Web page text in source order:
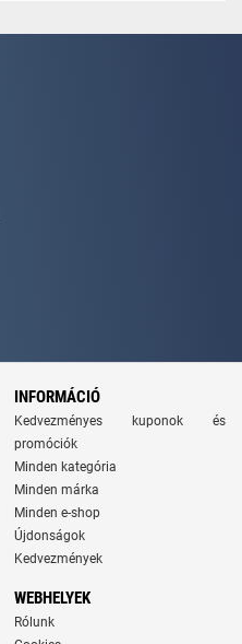
INFORMÁCIÓ
Kedvezményes kuponok és
promóciók
Minden kategória
Minden márka
Minden e-shop
Újdonságok
Kedvezmények
WEBHELYEK
Rólunk